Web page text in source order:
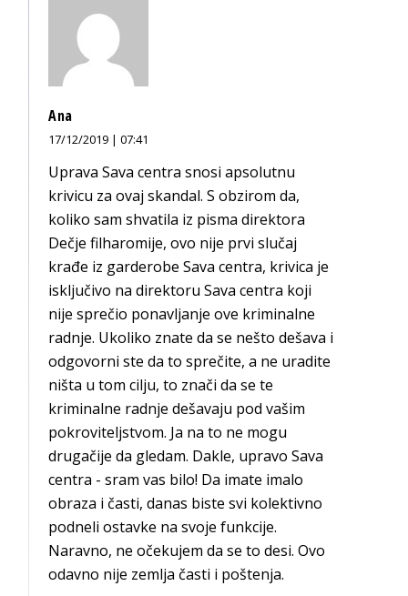
Ana
17/12/2019 | 07:41
Uprava Sava centra snosi apsolutnu
krivicu za ovaj skandal. S obzirom da,
koliko sam shvatila iz pisma direktora
Dečje filharomije, ovo nije prvi slučaj
krađe iz garderobe Sava centra, krivica je
isključivo na direktoru Sava centra koji
nije sprečio ponavljanje ove kriminalne
radnje. Ukoliko znate da se nešto dešava i
odgovorni ste da to sprečite, a ne uradite
ništa u tom cilju, to znači da se te
kriminalne radnje dešavaju pod vašim
pokroviteljstvom. Ja na to ne mogu
drugačije da gledam. Dakle, upravo Sava
centra - sram vas bilo! Da imate imalo
obraza i časti, danas biste svi kolektivno
podneli ostavke na svoje funkcije.
Naravno, ne očekujem da se to desi. Ovo
odavno nije zemlja časti i poštenja.